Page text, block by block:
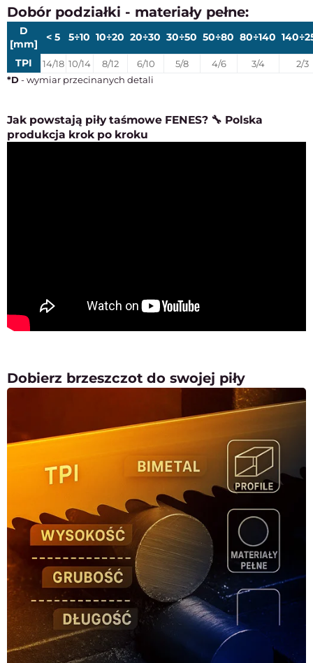
Dobór podziałki - materiały pełne:
D
[mm]
< 5 5÷10 10÷20 20÷30 30÷50 50÷80 80÷140
TPI 14/18 10/14 8/12 6/10 5/8 4/6 3/4
2/3
*D- wymiar przecinanych detali
Jak powstają piły taśmowe FENES? 🔧 Polska
produkcja krok po kroku
Dobierz brzeszczot do swojej piły